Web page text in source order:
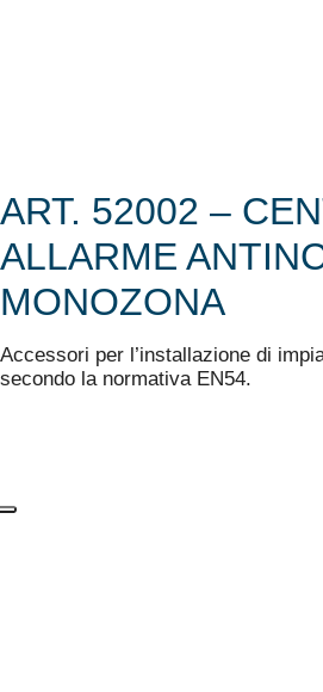
ART. 52002 –
ALLARME
MONOZONA
Accessori per l’installazione di
secondo la normativa EN54.